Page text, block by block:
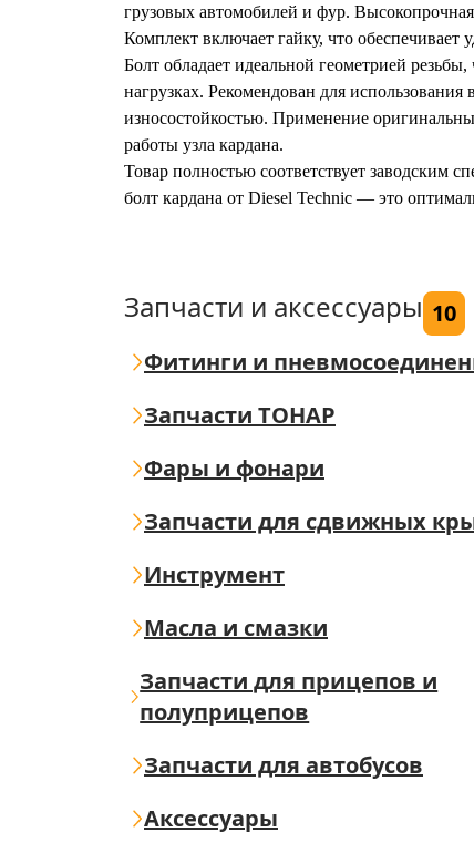
грузовых автомобилей и фур.
Комплект включает гайку, что
Болт обладает идеальной геометрией
нагрузках. Рекомендован для
износостойкостью. Применение
работы узла кардана.
Товар полностью соответствует заводским
болт кардана от Diesel Technic — это
Запчасти и аксессуары 10
Фитинги и
Запчасти ТОНАР
Фары и фонари
Запчасти для сдвижных
Инструмент
Масла и смазки
Запчасти для прицепов и
полуприцепов
Запчасти для автобусов
Аксессуары